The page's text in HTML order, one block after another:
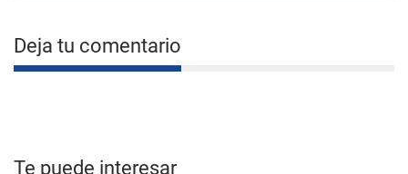
Deja tu comentario
Te puede interesar